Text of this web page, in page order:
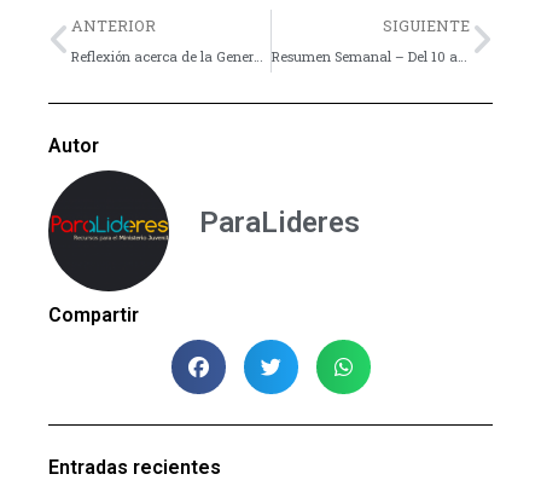
Previo
ANTERIOR SIGUIENTE
Autor
ParaLideres
Compartir
Entradas recientes